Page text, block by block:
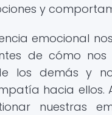
y
emocional
de cómo
los demás y
hacia ellos.
nuestras